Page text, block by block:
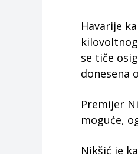
Havarije
se tiče
donesena
Premijer
moguće,
Nikšić je